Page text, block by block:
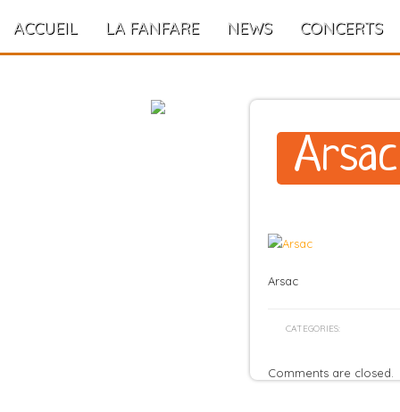
ACCUEIL LA FANFARE NEWS CONCERTS
Arsac
Arsac
CATEGORIES:
Comments are closed.